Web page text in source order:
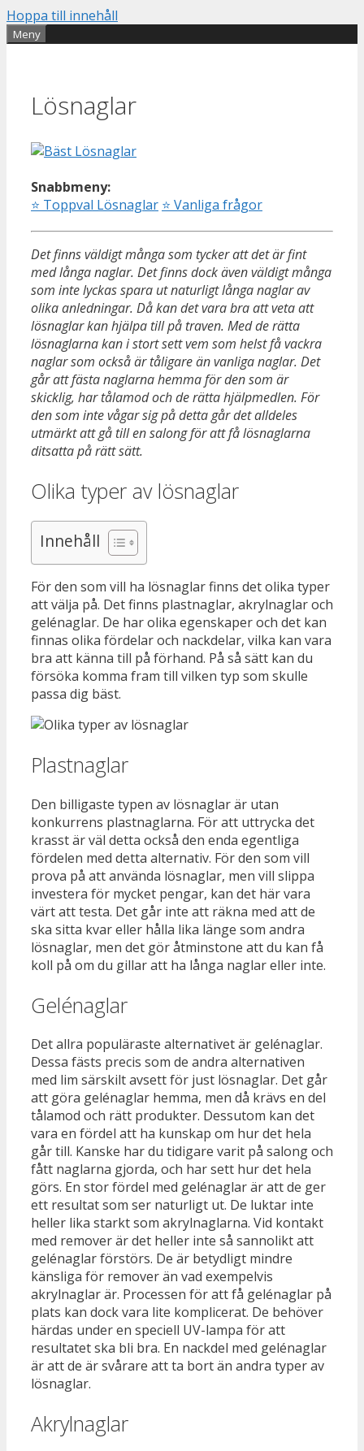
Hoppa till innehåll
Meny
Lösnaglar
Snabbmeny:
⭐ Toppval Lösnaglar ⭐ Vanliga frågor
Det finns väldigt många som tycker att det är fint
med långa naglar. Det finns dock även väldigt många
som inte lyckas spara ut naturligt långa naglar av
olika anledningar. Då kan det vara bra att veta att
lösnaglar kan hjälpa till på traven. Med de rätta
lösnaglarna kan i stort sett vem som helst få vackra
naglar som också är tåligare än vanliga naglar. Det
går att fästa naglarna hemma för den som är
skicklig, har tålamod och de rätta hjälpmedlen. För
den som inte vågar sig på detta går det alldeles
utmärkt att gå till en salong för att få lösnaglarna
ditsatta på rätt sätt.
Olika typer av lösnaglar
Innehåll
För den som vill ha lösnaglar finns det olika typer
att välja på. Det finns plastnaglar, akrylnaglar och
gelénaglar. De har olika egenskaper och det kan
finnas olika fördelar och nackdelar, vilka kan vara
bra att känna till på förhand. På så sätt kan du
försöka komma fram till vilken typ som skulle
passa dig bäst.
Plastnaglar
Den billigaste typen av lösnaglar är utan
konkurrens plastnaglarna. För att uttrycka det
krasst är väl detta också den enda egentliga
fördelen med detta alternativ. För den som vill
prova på att använda lösnaglar, men vill slippa
investera för mycket pengar, kan det här vara
värt att testa. Det går inte att räkna med att de
ska sitta kvar eller hålla lika länge som andra
lösnaglar, men det gör åtminstone att du kan få
koll på om du gillar att ha långa naglar eller inte.
Gelénaglar
Det allra populäraste alternativet är gelénaglar.
Dessa fästs precis som de andra alternativen
med lim särskilt avsett för just lösnaglar. Det går
att göra gelénaglar hemma, men då krävs en del
tålamod och rätt produkter. Dessutom kan det
vara en fördel att ha kunskap om hur det hela
går till. Kanske har du tidigare varit på salong och
fått naglarna gjorda, och har sett hur det hela
görs. En stor fördel med gelénaglar är att de ger
ett resultat som ser naturligt ut. De luktar inte
heller lika starkt som akrylnaglarna. Vid kontakt
med remover är det heller inte så sannolikt att
gelénaglar förstörs. De är betydligt mindre
känsliga för remover än vad exempelvis
akrylnaglar är. Processen för att få gelénaglar på
plats kan dock vara lite komplicerat. De behöver
härdas under en speciell UV-lampa för att
resultatet ska bli bra. En nackdel med gelénaglar
är att de är svårare att ta bort än andra typer av
lösnaglar.
Akrylnaglar